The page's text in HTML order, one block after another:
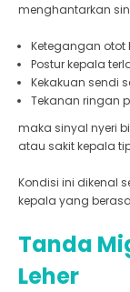
menghantarkan
Ketegangan otot
Postur kepala
Kekakuan sendi
Tekanan ringan
maka sinyal nyeri
atau sakit kepala
Kondisi ini dikenal
kepala yang
Tanda
Leher